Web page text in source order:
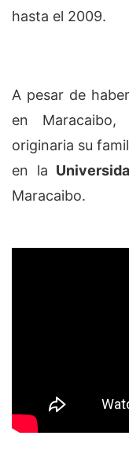
hasta el 2009.
A pesar de
en
originaria su
en la
Maracaibo.